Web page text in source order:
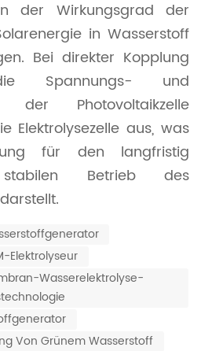
der Wirkungsgrad der
in Wasserstoff
Bei direkter Kopplung
Spannungs- und
der Photovoltaikzelle
Elektrolysezelle aus, was
für den langfristig
Betrieb des
Elektrolyseur
Wasserelektrolyse-
Von Grünem Wasserstoff